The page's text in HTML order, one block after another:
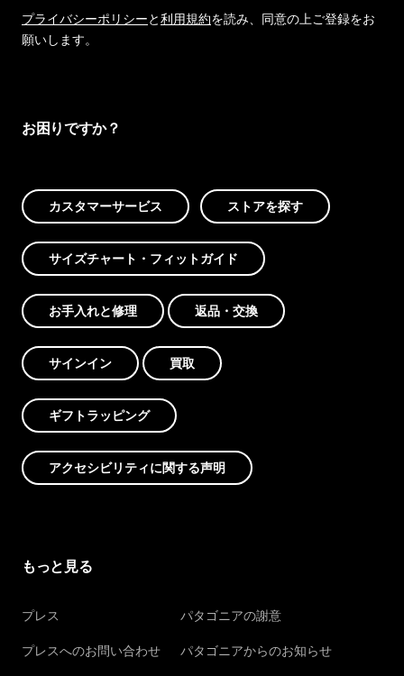
プライバシーポリシーと利用規約を読み、同意の上ご登録をお
願いします。
お困りですか？
カスタマーサービス ストアを探す
サイズチャート・フィットガイド
お手入れと修理 返品・交換
サインイン 買取
ギフトラッピング
アクセシビリティに関する声明
もっと見る
プレス
プレスへのお問い合わせ
パタゴニアの謝意
パタゴニアからのお知らせ